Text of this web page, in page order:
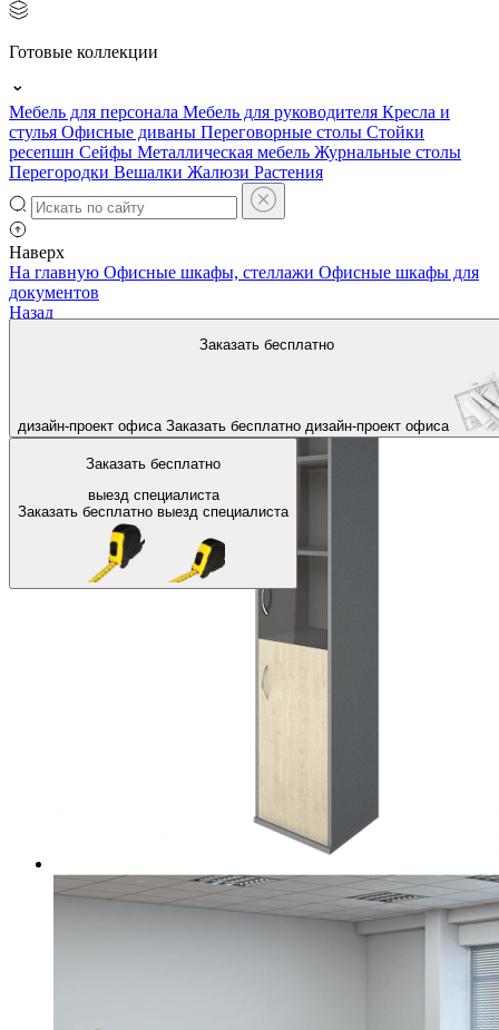
Готовые коллекции
Мебель для персонала Мебель для руководителя Кресла и
стулья Офисные диваны Переговорные столы Стойки
ресепшн Сейфы Металлическая мебель Журнальные столы
Перегородки Вешалки Жалюзи Растения
Наверх
Заказать бесплатно
дизайн-проект офиса Заказать бесплатно дизайн-проект офиса
Заказать бесплатно
выезд специалиста
Заказать бесплатно выезд специалиста
На главную Офисные шкафы, стеллажи Офисные шкафы для
документов
Назад